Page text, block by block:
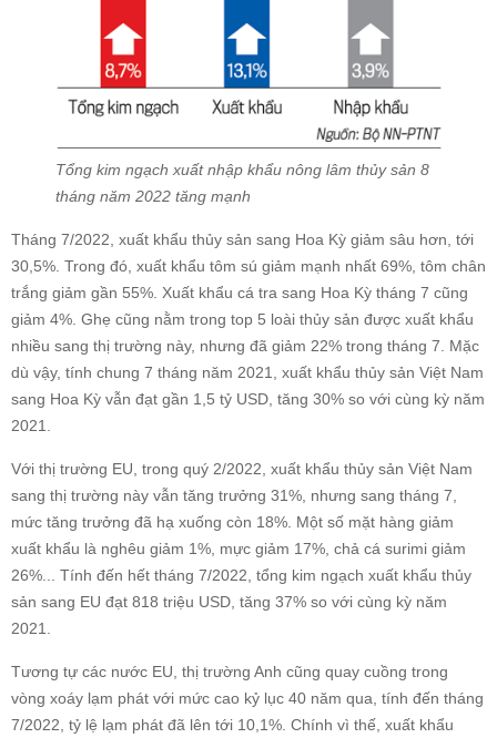
Tổng kim ngạch xuất nhập khẩu nông lâm thủy sản 8
tháng năm 2022 tăng mạnh
Tháng 7/2022, xuất khẩu thủy sản sang Hoa Kỳ giảm sâu hơn, tới
30,5%. Trong đó, xuất khẩu tôm sú giảm mạnh nhất 69%, tôm chân
trắng giảm gần 55%. Xuất khẩu cá tra sang Hoa Kỳ tháng 7 cũng
giảm 4%. Ghẹ cũng nằm trong top 5 loài thủy sản được xuất khẩu
nhiều sang thị trường này, nhưng đã giảm 22% trong tháng 7. Mặc
dù vậy, tính chung 7 tháng năm 2021, xuất khẩu thủy sản Việt Nam
sang Hoa Kỳ vẫn đạt gần 1,5 tỷ USD, tăng 30% so với cùng kỳ năm
2021.
Với thị trường EU, trong quý 2/2022, xuất khẩu thủy sản Việt Nam
sang thị trường này vẫn tăng trưởng 31%, nhưng sang tháng 7,
mức tăng trưởng đã hạ xuống còn 18%. Một số mặt hàng giảm
xuất khẩu là nghêu giảm 1%, mực giảm 17%, chả cá surimi giảm
26%... Tính đến hết tháng 7/2022, tổng kim ngạch xuất khẩu thủy
sản sang EU đạt 818 triệu USD, tăng 37% so với cùng kỳ năm
2021.
Tương tự các nước EU, thị trường Anh cũng quay cuồng trong
vòng xoáy lạm phát với mức cao kỷ lục 40 năm qua, tính đến tháng
7/2022, tỷ lệ lạm phát đã lên tới 10,1%. Chính vì thế, xuất khẩu